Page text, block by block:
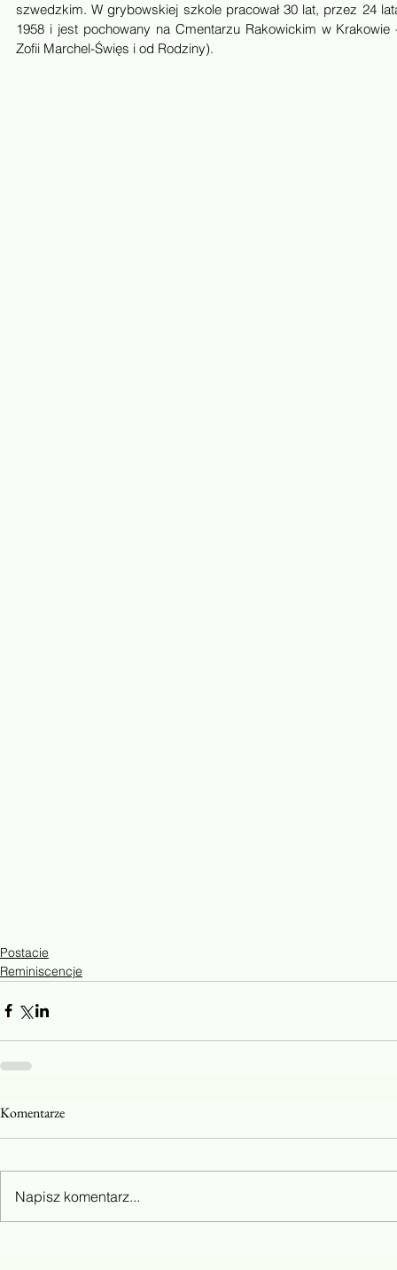
szwedzkim. W grybowskiej szkole pracował 30 lat, przez 24
1958 i jest pochowany na Cmentarzu Rakowickim w
Zofii Marchel-Święs i od Rodziny).
Postacie
Reminiscencje
Komentarze
Napisz komentarz...